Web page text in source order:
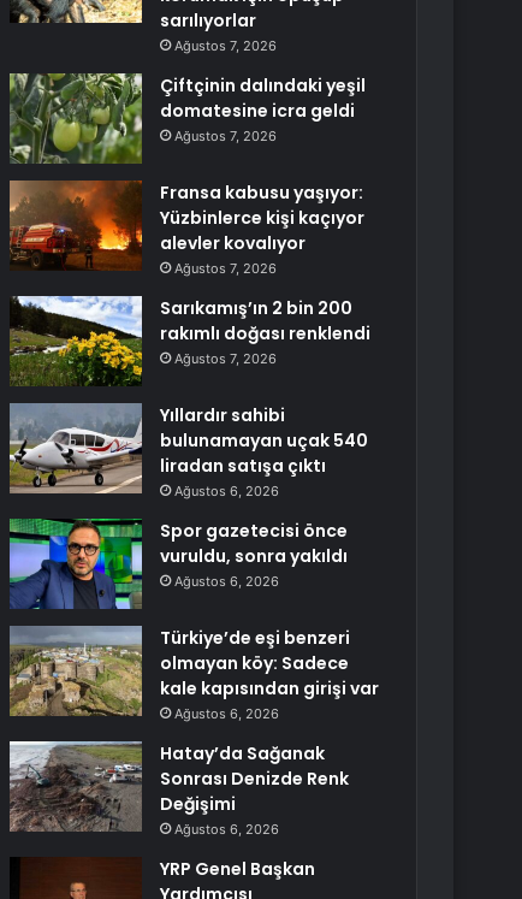
sarılıyorlar
Ağustos 7, 2026
Çiftçinin dalındaki yeşil
domatesine icra geldi
Ağustos 7, 2026
Fransa kabusu yaşıyor:
Yüzbinlerce kişi kaçıyor
alevler kovalıyor
Ağustos 7, 2026
Sarıkamış’ın 2 bin 200
rakımlı doğası renklendi
Ağustos 7, 2026
Yıllardır sahibi
bulunamayan uçak 540
liradan satışa çıktı
Ağustos 6, 2026
Spor gazetecisi önce
vuruldu, sonra yakıldı
Ağustos 6, 2026
Türkiye’de eşi benzeri
olmayan köy: Sadece
kale kapısından girişi var
Ağustos 6, 2026
Hatay’da Sağanak
Sonrası Denizde Renk
Değişimi
Ağustos 6, 2026
YRP Genel Başkan
Yardımcısı